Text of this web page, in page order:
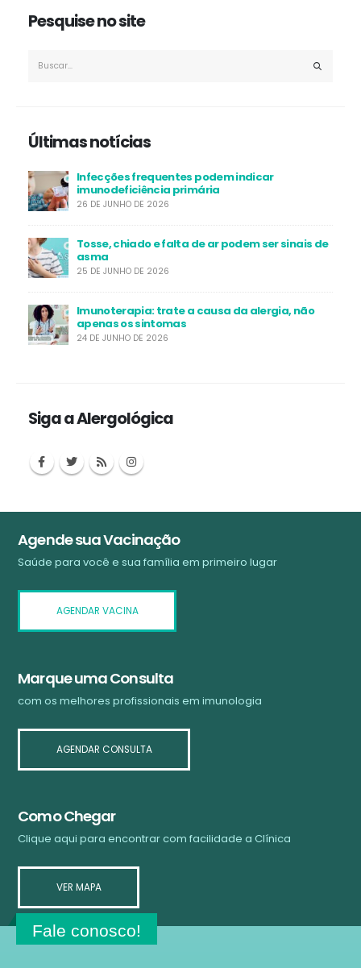
Pesquise no site
Últimas notícias
Infecções frequentes podem indicar
imunodeficiência primária
26 DE JUNHO DE 2026
Tosse, chiado e falta de ar podem ser sinais de
asma
25 DE JUNHO DE 2026
Imunoterapia: trate a causa da alergia, não
apenas os sintomas
24 DE JUNHO DE 2026
Siga a Alergológica
Agende sua Vacinação
Saúde para você e sua família em primeiro lugar
AGENDAR VACINA
Marque uma Consulta
com os melhores profissionais em imunologia
AGENDAR CONSULTA
Como Chegar
Clique aqui para encontrar com facilidade a Clínica
VER MAPA
Fale conosco!